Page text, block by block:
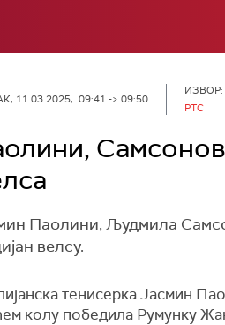
11.03.2025, 09:41 -> 09:50
ИЗВОР:
РТС
Паолини, Људмила
велсу.
тенисерка Јасмин
колу победила Румунку